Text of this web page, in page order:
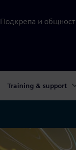
Подкрепа и общност
Training & support